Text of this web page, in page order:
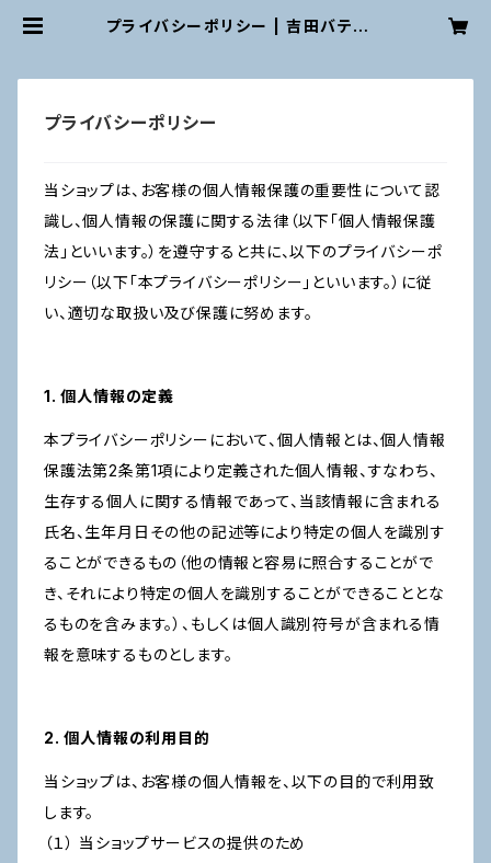
プライバシーポリシー | 吉田バテンレ
プライバシーポリシー
当ショップは、お客様の個人情報保護の重要性について認
識し、個人情報の保護に関する法律（以下「個人情報保護
法」といいます。）を遵守すると共に、以下のプライバシーポ
リシー（以下「本プライバシーポリシー」といいます。）に従
い、適切な取扱い及び保護に努めます。
1. 個人情報の定義
本プライバシーポリシーにおいて、個人情報とは、個人情報
保護法第2条第1項により定義された個人情報、すなわち、
生存する個人に関する情報であって、当該情報に含まれる
氏名、生年月日その他の記述等により特定の個人を識別す
ることができるもの（他の情報と容易に照合することがで
き、それにより特定の個人を識別することができることとな
るものを含みます。）、もしくは個人識別符号が含まれる情
報を意味するものとします。
2. 個人情報の利用目的
当ショップは、お客様の個人情報を、以下の目的で利用致
します。
（１） 当ショップサービスの提供のため